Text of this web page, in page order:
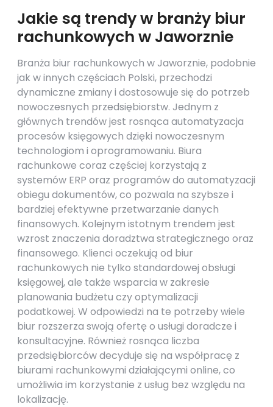
Jakie są trendy w branży biur
rachunkowych w Jaworznie
Branża biur rachunkowych w Jaworznie, podobnie
jak w innych częściach Polski, przechodzi
dynamiczne zmiany i dostosowuje się do potrzeb
nowoczesnych przedsiębiorstw. Jednym z
głównych trendów jest rosnąca automatyzacja
procesów księgowych dzięki nowoczesnym
technologiom i oprogramowaniu. Biura
rachunkowe coraz częściej korzystają z
systemów ERP oraz programów do automatyzacji
obiegu dokumentów, co pozwala na szybsze i
bardziej efektywne przetwarzanie danych
finansowych. Kolejnym istotnym trendem jest
wzrost znaczenia doradztwa strategicznego oraz
finansowego. Klienci oczekują od biur
rachunkowych nie tylko standardowej obsługi
księgowej, ale także wsparcia w zakresie
planowania budżetu czy optymalizacji
podatkowej. W odpowiedzi na te potrzeby wiele
biur rozszerza swoją ofertę o usługi doradcze i
konsultacyjne. Również rosnąca liczba
przedsiębiorców decyduje się na współpracę z
biurami rachunkowymi działającymi online, co
umożliwia im korzystanie z usług bez względu na
lokalizację.